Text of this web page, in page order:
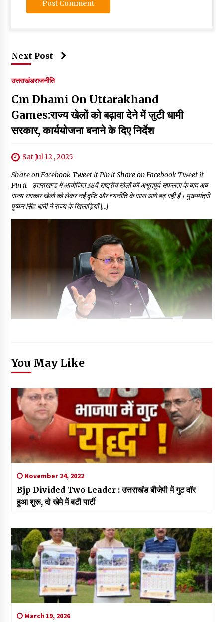
Next Post
उत्तराखंडराजनीति
Cm Dhami On Uttarakhand
Games:राज्य खेलों को बढ़ावा देने में जुटी धामी
सरकार, कार्ययोजना बनाने के दिए निर्देश
Sat Jul 12 , 2025
Share on Facebook Tweet it Pin it Share on Facebook Tweet it
Pin it उत्तराखण्ड में आयोजित 38वें राष्ट्रीय खेलों की अभूतपूर्व सफलता के बाद अब
राज्य सरकार खेलों को लेकर नई दृष्टि और रणनीति के साथ आगे बढ़ रही है। मुख्यमंत्री
पुष्कर सिंह धामी ने राज्य के खिलाड़ियों […]
You May Like
November 24, 2022
Bjp Divided Two Leader : उत्तराखंड बीजेपी में गुट वॉर
हुआ शुरू, दो खेमे में बटी पार्टी
March 19, 2026